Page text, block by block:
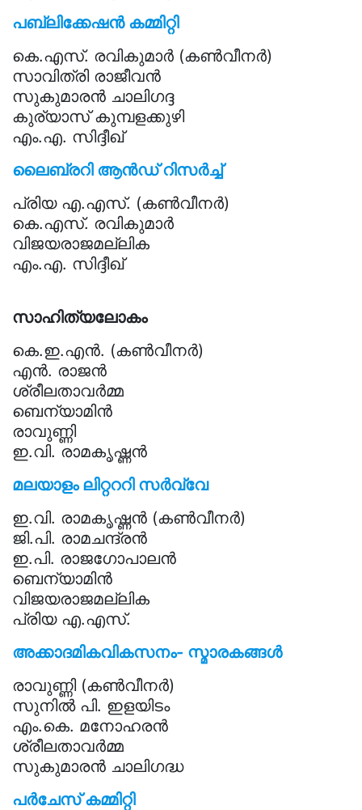
പബ്ലിക്കേഷൻ കമ്മിറ്റി
കെ.എസ്. രവികുമാർ (കൺവീനർ)
സാവിത്രി രാജീവൻ
സുകുമാരൻ ചാലിഗദ്ദ
കുര്യാസ് കുമ്പളക്കുഴി
എം.എ. സിദ്ദീഖ്
ലൈബ്രറി ആൻഡ് റിസർച്ച്
പ്രിയ എ.എസ്. (കൺവീനർ)
കെ.എസ്. രവികുമാർ
വിജയരാജമല്ലിക
എം.എ. സിദ്ദീഖ്
സാഹിത്യലോകം
കെ.ഇ.എൻ. (കൺവീനർ)
എൻ. രാജൻ
ശ്രീലതാവർമ്മ
ബെന്യാമിൻ
രാവുണ്ണി
ഇ.വി. രാമകൃഷ്ണൻ
മലയാളം ലിറ്റററി സർവ്വേ
ഇ.വി. രാമകൃഷ്ണൻ (കൺവീനർ)
ജി.പി. രാമചന്ദ്രൻ
ഇ.പി. രാജഗോപാലൻ
ബെന്യാമിൻ
വിജയരാജമല്ലിക
പ്രിയ എ.എസ്.
അക്കാദമികവികസനം- സ്മാരകങ്ങൾ
രാവുണ്ണി (കൺവീനർ)
സുനിൽ പി. ഇളയിടം
എം.കെ. മനോഹരൻ
ശ്രീലതാവർമ്മ
സുകുമാരൻ ചാലിഗദ്ധ
പർചേസ് കമ്മിറ്റി